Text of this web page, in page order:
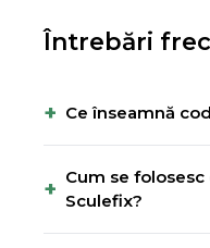
Întrebări
+ Ce înseamnă
+ Cum se
Sculefix?